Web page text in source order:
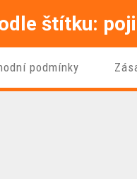
štítku:
podmínky